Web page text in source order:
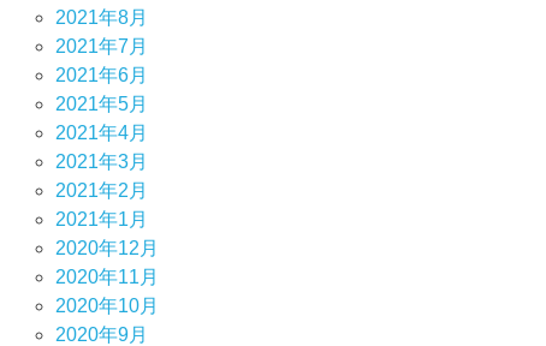
2021年8月
2021年7月
2021年6月
2021年5月
2021年4月
2021年3月
2021年2月
2021年1月
2020年12月
2020年11月
2020年10月
2020年9月